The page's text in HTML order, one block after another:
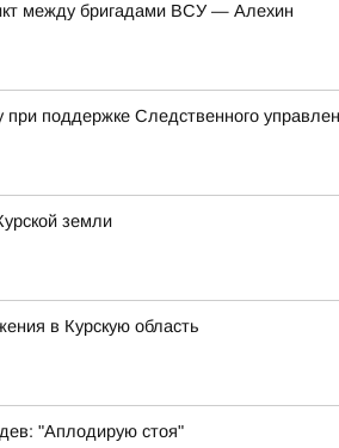
между бригадами ВСУ — Алехин
поддержке Следственного
земли
в Курскую область
"Аплодирую стоя"